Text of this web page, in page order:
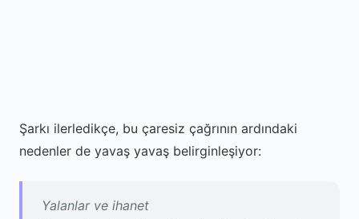
Şarkı ilerledikçe, bu çaresiz çağrının ardındaki
nedenler de yavaş yavaş belirginleşiyor:
Yalanlar ve ihanet